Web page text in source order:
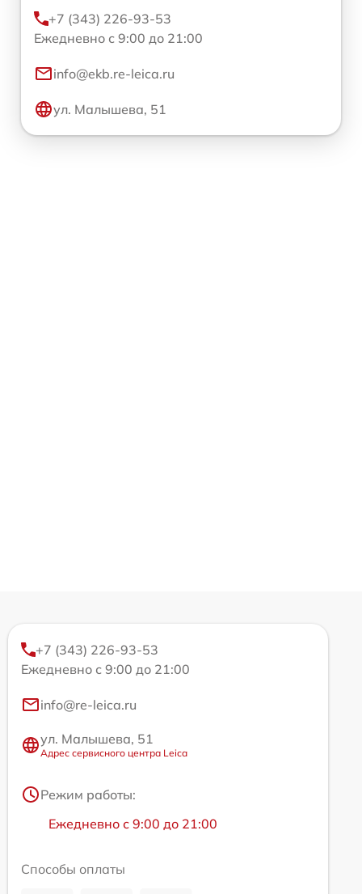
+7 (343) 226-93-53
Ежедневно с 9:00 до 21:00
info@ekb.re-leica.ru
ул. Малышева, 51
+7 (343) 226-93-53
Ежедневно с 9:00 до 21:00
info@re-leica.ru
ул. Малышева, 51
Адрес сервисного центра Leica
Режим работы:
Ежедневно с 9:00 до 21:00
Способы оплаты